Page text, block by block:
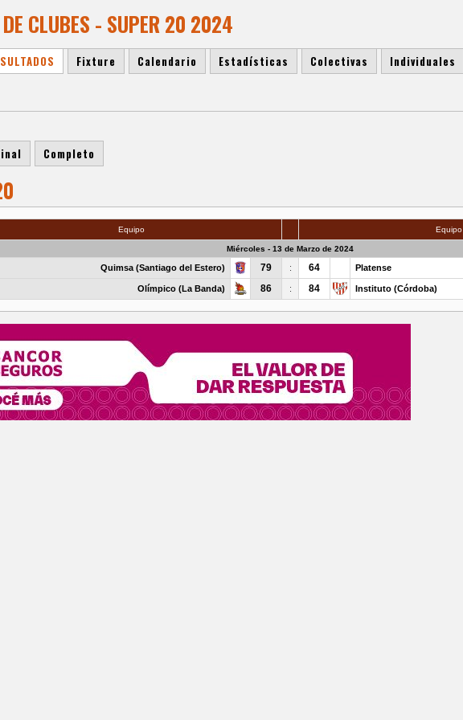
CLUBES - SUPER 20 2024
Fixture Calendario Estadísticas Colectivas Individuales
Completo
Equipo Equipo
Miércoles - 13 de Marzo de 2024
Quimsa (Santiago del Estero) 79 : 64 Platense
Olímpico (La Banda) 86 : 84 Instituto (Córdoba)